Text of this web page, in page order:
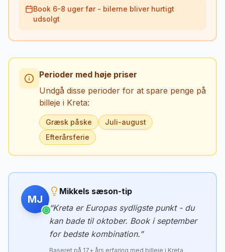
Book 6-8 uger før - bilerne bliver hurtigt
udsolgt
Perioder med høje priser
Undgå disse perioder for at spare penge på
billeje i Kreta:
Græsk påske
Juli-august
Efterårsferie
MJ
Mikkels sæson-tip
“Kreta er Europas sydligste punkt - du
kan bade til oktober. Book i september
for bedste kombination.”
Baseret på 17+ års erfaring med billeje i Kreta